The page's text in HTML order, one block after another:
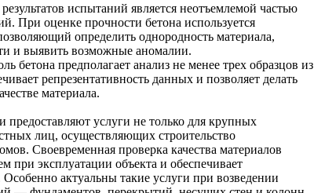
испытаний является неотъемлемой частью
При оценке прочности бетона используется
определить однородность материала,
и выявить возможные аномалии.
бетона предполагает анализ не менее трех образцов из
репрезентативность данных и позволяет делать
материала.
предоставляют услуги не только для крупных
лиц, осуществляющих строительство
Своевременная проверка качества материалов
при эксплуатации объекта и обеспечивает
актуальны такие услуги при возведении